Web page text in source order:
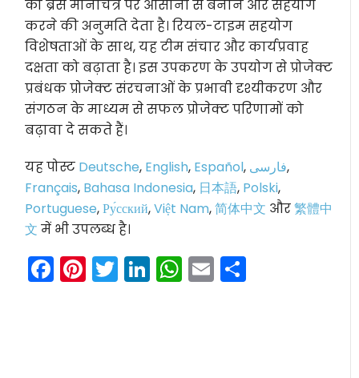
को ब्रेस मानचित्र पर आसानी से बनाने और सहयोग
करने की अनुमति देता है। रियल-टाइम सहयोग
विशेषताओं के साथ, यह टीम संचार और कार्यप्रवाह
दक्षता को बढ़ाता है। इस उपकरण के उपयोग से प्रोजेक्ट
प्रबंधक प्रोजेक्ट संरचनाओं के प्रभावी दृश्यीकरण और
संगठन के माध्यम से सफल प्रोजेक्ट परिणामों को
बढ़ावा दे सकते हैं।
यह पोस्ट Deutsche, English, Español, فارسی,
Français, Bahasa Indonesia, 日本語, Polski,
Portuguese,Ру́сский,Việt Nam,简体中文 और繁體中
文 में भी उपलब्ध है।
Facebook
Pinterest
Twitter
LinkedIn
WhatsApp
Email